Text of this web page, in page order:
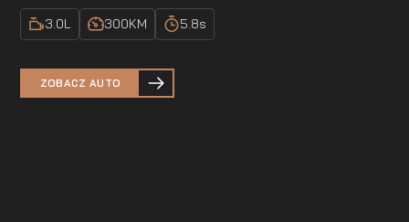
3.0L 300KM 5.8s
ZOBACZ AUTO